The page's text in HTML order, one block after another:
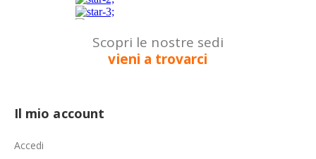
Scopri le nostre sedi
vieni a trovarci
Il mio account
Accedi